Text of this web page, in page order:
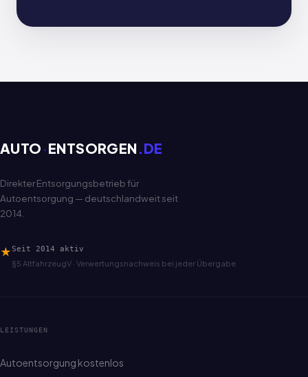
AUTO ·ENTSORGEN .DE
Direkter Entsorgungsbetrieb für
Autoentsorgung — deutschlandweit seit
2014.
★ Seit 2014 aktiv
§5 AltfahrzeugV · Verwertungsnachweis bei jeder Übergabe
LEISTUNGEN
Autoentsorgung kostenlos